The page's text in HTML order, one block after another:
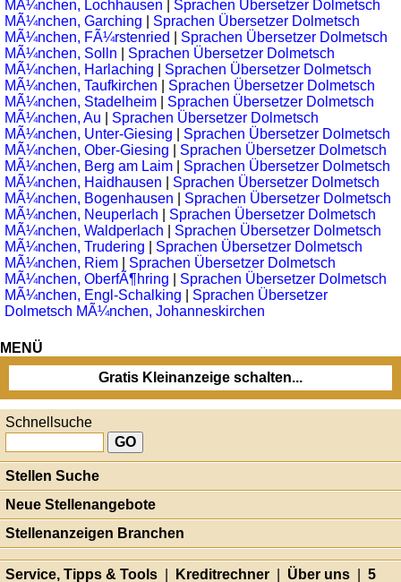
MÃ¼nchen, Lochhausen
Sprachen Übersetzer Dolmetsch
MÃ¼nchen, Garching
Sprachen Übersetzer Dolmetsch
MÃ¼nchen, FÃ¼rstenried
Sprachen Übersetzer Dolmetsch
MÃ¼nchen, Solln
Sprachen Übersetzer Dolmetsch
MÃ¼nchen, Harlaching
Sprachen Übersetzer Dolmetsch
MÃ¼nchen, Taufkirchen
Sprachen Übersetzer Dolmetsch
MÃ¼nchen, Stadelheim
Sprachen Übersetzer Dolmetsch
MÃ¼nchen, Au
Sprachen Übersetzer Dolmetsch
MÃ¼nchen, Unter-Giesing
Sprachen Übersetzer Dolmetsch
MÃ¼nchen, Ober-Giesing
Sprachen Übersetzer Dolmetsch
MÃ¼nchen, Berg am Laim
Sprachen Übersetzer Dolmetsch
MÃ¼nchen, Haidhausen
Sprachen Übersetzer Dolmetsch
MÃ¼nchen, Bogenhausen
Sprachen Übersetzer Dolmetsch
MÃ¼nchen, Neuperlach
Sprachen Übersetzer Dolmetsch
MÃ¼nchen, Waldperlach
Sprachen Übersetzer Dolmetsch
MÃ¼nchen, Trudering
Sprachen Übersetzer Dolmetsch
MÃ¼nchen, Riem
Sprachen Übersetzer Dolmetsch
MÃ¼nchen, OberfÃ¶hring
Sprachen Übersetzer Dolmetsch
MÃ¼nchen, Engl-Schalking
Sprachen Übersetzer
Dolmetsch MÃ¼nchen, Johanneskirchen
MENÜ
Gratis Kleinanzeige schalten...
Schnellsuche
Stellen Suche
Neue Stellenangebote
Stellenanzeigen Branchen
Service, Tipps & Tools Kreditrechner Über uns 5